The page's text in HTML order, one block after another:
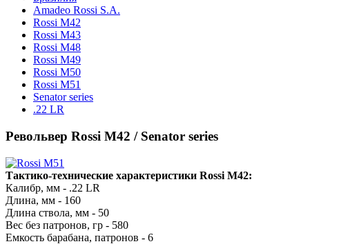
Amadeo Rossi S.A.
Rossi M42
Rossi M43
Rossi M48
Rossi M49
Rossi M50
Rossi M51
Senator series
.22 LR
Револьвер Rossi M42 / Senator series
Тактико-технические характеристики Rossi M42:
Калибр, мм - .22 LR
Длина, мм - 160
Длина ствола, мм - 50
Вес без патронов, гр - 580
Емкость барабана, патронов - 6